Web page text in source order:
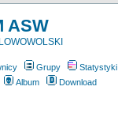
ASW
Grupy
Statystyki
Album Download